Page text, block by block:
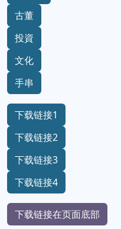
古董
投資
文化
手串
下载链接1
下载链接2
下载链接3
下载链接4
下载链接在页面底部